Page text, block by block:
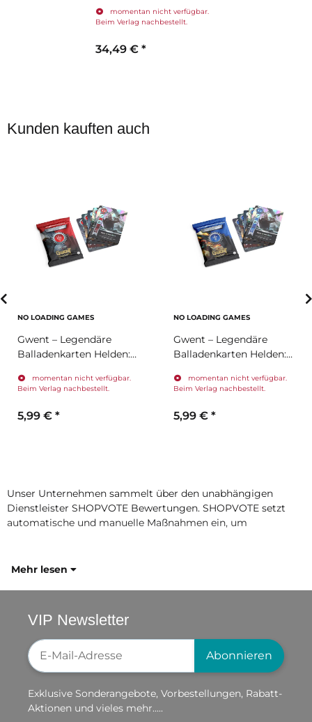
momentan nicht verfügbar.
Beim Verlag nachbestellt.
34,49 € *
Kunden kauften auch
NO LOADING GAMES
Gwent – Legendäre
Balladenkarten Helden:
momentan nicht verfügbar.
Beim Verlag nachbestellt.
5,99 € *
NO LOADING GAMES
Gwent – Legendäre
Balladenkarten Helden:
(Erweiterung)
momentan nicht verfügbar.
Beim Verlag nachbestellt.
5,99 € *
Unser Unternehmen sammelt über den unabhängigen
Dienstleister SHOPVOTE Bewertungen. SHOPVOTE setzt
automatische und manuelle Maßnahmen ein, um
Mehr lesen
VIP Newsletter
Newsletter-Registrierung
Abonnieren
Exklusive Sonderangebote, Vorbestellungen, Rabatt-
Aktionen und vieles mehr.....